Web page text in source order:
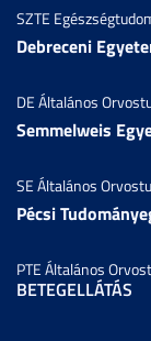
SZTE
Debreceni
DE Általános
Semmelweis
SE Általános
Pécsi
PTE Általános
BETEGELLÁTÁS